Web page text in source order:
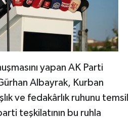
yapan AK Parti
Albayrak, Kurban
ve fedakârlık ruhunu temsil
teşkilatının bu ruhla